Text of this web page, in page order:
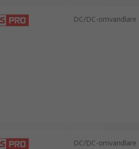
DC/DC-omvandlare
DC/DC-omvandlare